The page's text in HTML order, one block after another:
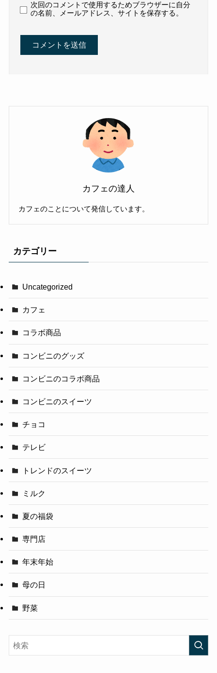
次回のコメントで使用するためブラウザーに自分
の名前、メールアドレス、サイトを保存する。
カフェの達人
カフェのことについて発信しています。
カテゴリー
Uncategorized
カフェ
コラボ商品
コンビニのグッズ
コンビニのコラボ商品
コンビニのスイーツ
チョコ
テレビ
トレンドのスイーツ
ミルク
夏の福袋
専門店
年末年始
母の日
野菜